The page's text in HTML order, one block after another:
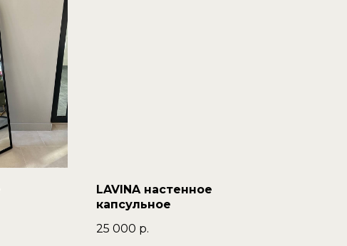
LAVINA настенное
капсульное
25 000 р.